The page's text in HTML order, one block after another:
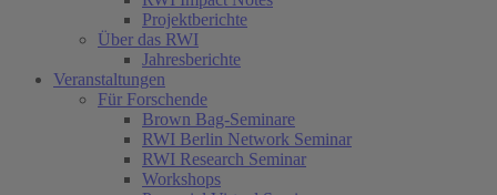
Projektberichte
Über das RWI
Jahresberichte
Veranstaltungen
Für Forschende
Brown Bag-Seminare
RWI Berlin Network Seminar
RWI Research Seminar
Workshops